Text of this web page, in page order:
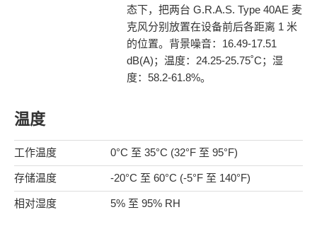
态下，把两台 G.R.A.S. Type 40AE 麦
克风分别放置在设备前后各距离 1 米
的位置。背景噪音：16.49-17.51
dB(A)；温度：24.25-25.75˚C；湿
度：58.2-61.8%。
温度
工作温度 0°C 至 35°C (32°F 至 95°F)
存储温度 -20°C 至 60°C (-5°F 至 140°F)
相对湿度 5% 至 95% RH